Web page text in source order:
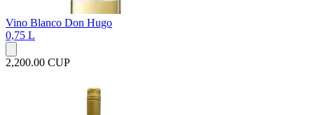
Vino Blanco Don Hugo
0,75 L
2,200.00 CUP